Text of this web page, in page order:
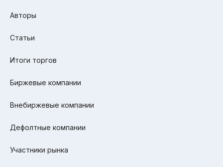
Авторы
Статьи
Итоги торгов
Биржевые компании
Внебиржевые компании
Дефолтные компании
Участники рынка